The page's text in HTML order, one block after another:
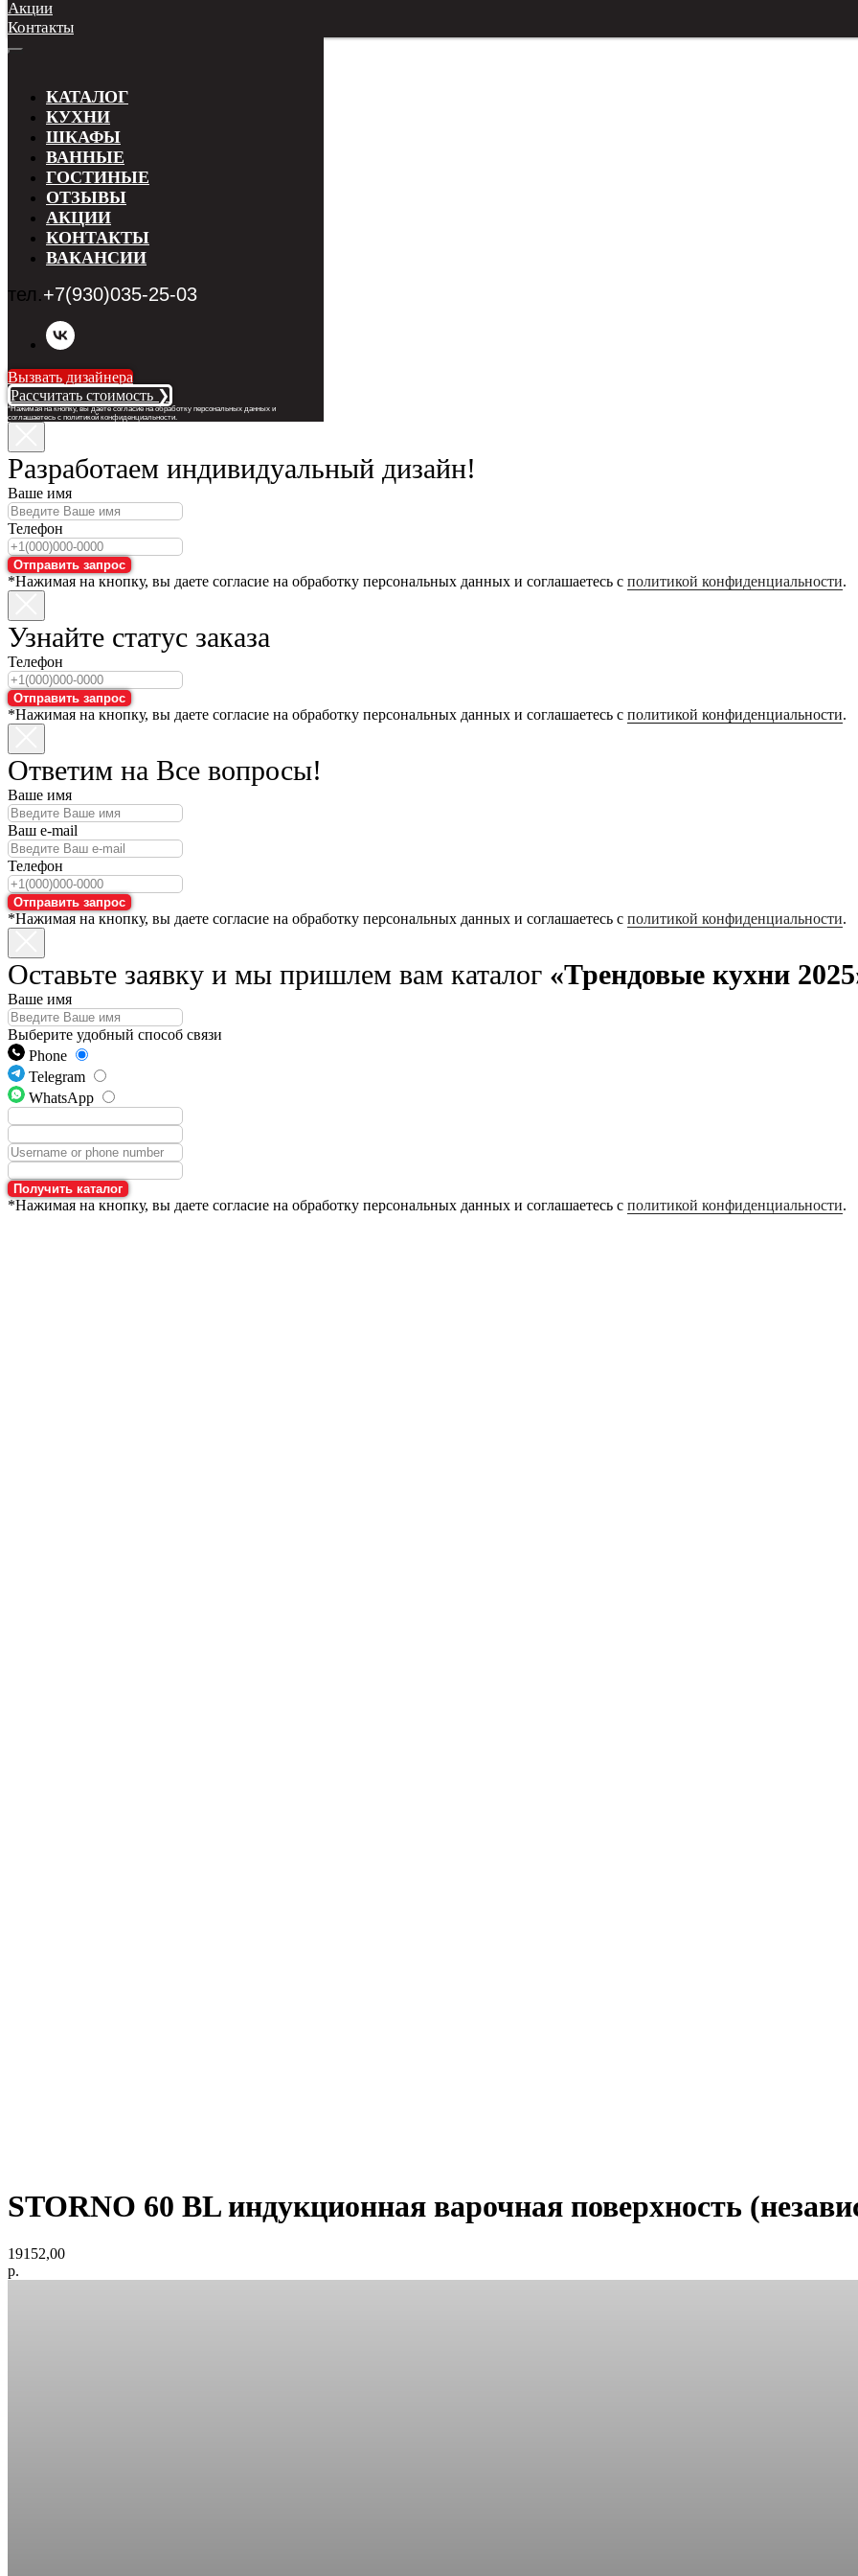
Акции
Контакты
КАТАЛОГ
КУХНИ
ШКАФЫ
ВАННЫЕ
ГОСТИНЫЕ
ОТЗЫВЫ
АКЦИИ
КОНТАКТЫ
ВАКАНСИИ
тел.+7(930)035-25-03
Вызвать дизайнера
Рассчитать стоимость ❯
*Нажимая на кнопку, вы даете согласие на обработку персональных данных и
соглашаетесь с политикой конфиденциальности.
Разработаем индивидуальный дизайн!
Ваше имя
Телефон
Отправить запрос
*Нажимая на кнопку, вы даете согласие на обработку персональных данных и соглашаетесь с политикой конфиденциальности.
Узнайте статус заказа
Телефон
Отправить запрос
*Нажимая на кнопку, вы даете согласие на обработку персональных данных и соглашаетесь с политикой конфиденциальности.
Ответим на Все вопросы!
Ваше имя
Ваш e-mail
Телефон
Отправить запрос
*Нажимая на кнопку, вы даете согласие на обработку персональных данных и соглашаетесь с политикой конфиденциальности.
Оставьте заявку и мы пришлем вам каталог «Трендовые кухни
Ваше имя
Выберите удобный способ связи
Phone
Telegram
WhatsApp
Получить каталог
*Нажимая на кнопку, вы даете согласие на обработку персональных данных и соглашаетесь с политикой конфиденциальности.
STORNO 60 BL индукционная варочная поверхность
19152,00
р.